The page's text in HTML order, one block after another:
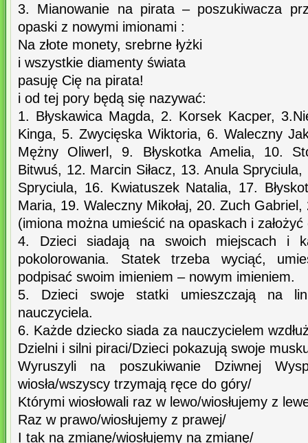
3. Mianowanie na pirata – poszukiwacza
opaski z nowymi imionami :
Na złote monety, srebrne łyżki
i wszystkie diamenty świata
pasuję Cię na pirata!
i od tej pory będą się nazywać:
1. Błyskawica Magda, 2. Korsek Kacper,
Kinga, 5. Zwycięska Wiktoria, 6. Waleczny
Mężny Oliwerl, 9. Błyskotka Amelia, 10.
Bitwuś, 12. Marcin Siłacz, 13. Anula
Spryciula, 16. Kwiatuszek Natalia, 17.
Maria, 19. Waleczny Mikołaj, 20. Zuch Gabriel,
(imiona można umieścić na opaskach i założyć
4. Dzieci siadają na swoich miejscach i
pokolorowania. Statek trzeba wyciąć,
podpisać swoim imieniem – nowym imieniem.
5. Dzieci swoje statki umieszczają na
nauczyciela.
6. Każde dziecko siada za nauczycielem
Dzielni i silni piraci/Dzieci pokazują swoje
Wyruszyli na poszukiwanie Dziwnej
wiosła/wszyscy trzymają ręce do góry/
Którymi wiosłowali raz w lewo/wiosłujemy z
Raz w prawo/wiosłujemy z prawej/
I tak na zmianę/wiosłujemy na zmianę/